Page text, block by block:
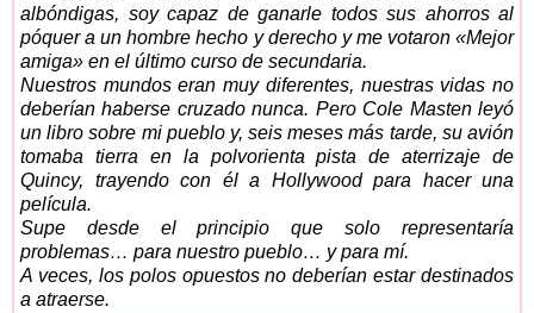
albóndigas, soy capaz de ganarle todos sus ahorros al
póquer a un hombre hecho y derecho y me votaron «Mejor
amiga» en el último curso de secundaria.
Nuestros mundos eran muy diferentes, nuestras vidas no
deberían haberse cruzado nunca. Pero Cole Masten leyó
un libro sobre mi pueblo y, seis meses más tarde, su avión
tomaba tierra en la polvorienta pista de aterrizaje de
Quincy, trayendo con él a Hollywood para hacer una
película.
Supe desde el principio que solo representaría
problemas… para nuestro pueblo… y para mí.
A veces, los polos opuestos no deberían estar destinados
a atraerse.